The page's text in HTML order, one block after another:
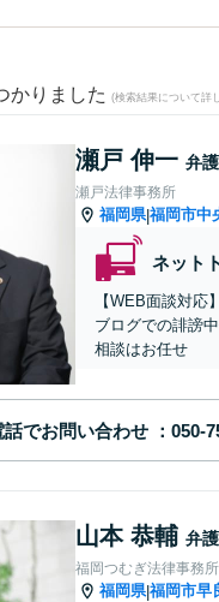
かりました (検索結果について詳
瀬戸 伸一 弁
瀬戸法律事務所
福岡県|福岡市中
ネット
【WEB面談対
ブログでの誹謗
相談はお任せ
話でお問い合わせ
山本 恭輔 弁
福岡つむぎ法律事務所
福岡県|福岡市早